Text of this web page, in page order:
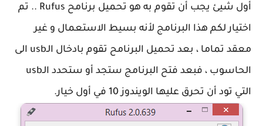
أول شيئ يجب أن تقوم به هو تحميل برنامح Rufus .. تم
اختيار لكم هذا البرنامج لأنه بسيط الاستعمال و غير
معقد تماما ، بعد تحميل البرنامح تقوم بادخال الـusb الى
الحاسوب ، فبعد فتح البرنامج ستجد أو ستحدد الـusb
التي تود أن تحرق عليها الويندوز 10 في أول خيار.